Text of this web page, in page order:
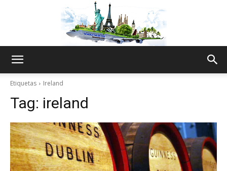
Thru
Etiquetas Ireland
Tag: ireland